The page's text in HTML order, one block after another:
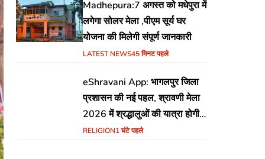
Madhepura:7 अगस्त को मधेपुरा में
लगेगा सोलर मेला ,पीएम सूर्य घर
योजना की मिलेगी संपूर्ण जानकारी
LATEST NEWS45 मिनट पहले
eShravani App: भागलपुर जिला
प्रशासन की नई पहल, श्रावणी मेला
2026 में श्रद्धालुओं की यात्रा होगी
सुरक्षित और सुगम
RELIGION1 घंटे पहले